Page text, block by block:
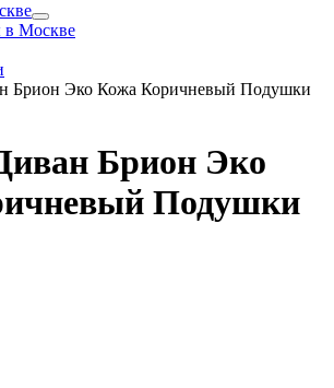
Москве
Брион Эко Кожа Коричневый Подушки
Брион Эко
Подушки